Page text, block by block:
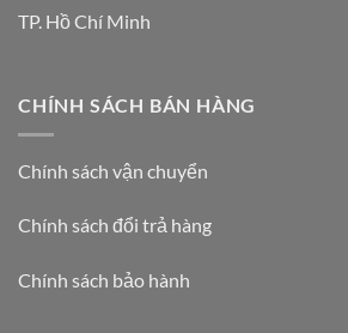
TP. Hồ Chí Minh
CHÍNH SÁCH BÁN HÀNG
Chính sách vận chuyển
Chính sách đổi trả hàng
Chính sách bảo hành